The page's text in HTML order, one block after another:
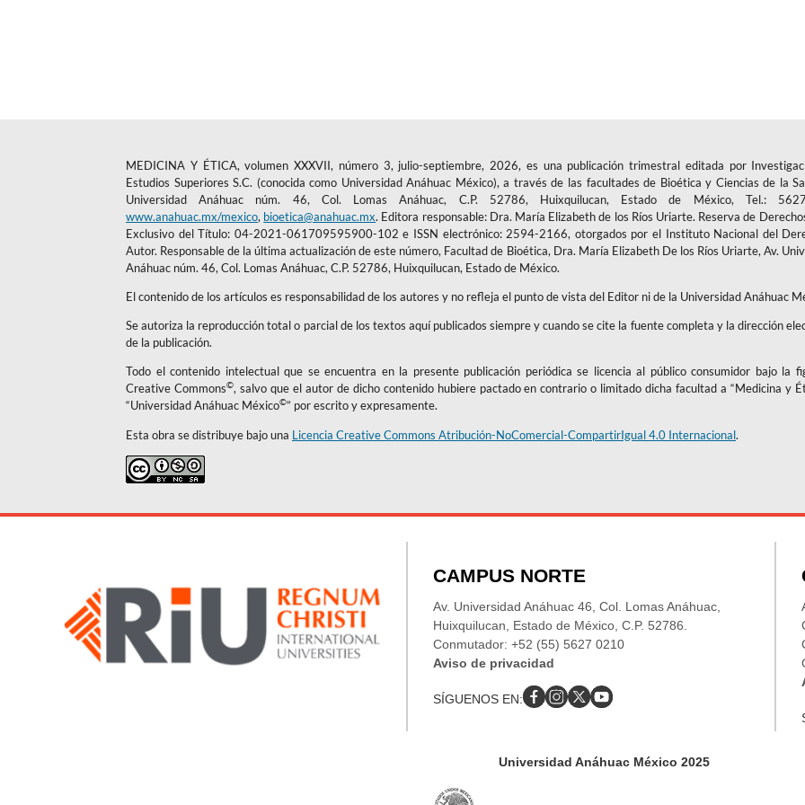
MEDICINA Y ÉTICA, volumen XXXVII, número 3, julio-septiembre, 2026, es una publicación trimestral editada por
Estudios Superiores S.C. (conocida como Universidad Anáhuac México), a través de las facultades de Bioética y Ciencias de la
Universidad Anáhuac núm. 46, Col. Lomas Anáhuac, C.P. 52786, Huixquilucan, Estado de México, Tel.:
www.anahuac.mx/mexico, bioetica@anahuac.mx. Editora responsable: Dra. María Elizabeth de los Ríos Uriarte. Reserva de
Exclusivo del Título: 04-2021-061709595900-102 e ISSN electrónico: 2594-2166, otorgados por el Instituto Nacional del
Autor. Responsable de la última actualización de este número, Facultad de Bioética, Dra. María Elizabeth De los Ríos Uriarte, Av.
Anáhuac núm. 46, Col. Lomas Anáhuac, C.P. 52786, Huixquilucan, Estado de México.
El contenido de los artículos es responsabilidad de los autores y no refleja el punto de vista del Editor ni de la Universidad Anáhuac
Se autoriza la reproducción total o parcial de los textos aquí publicados siempre y cuando se cite la fuente completa y la dirección
de la publicación.
Todo el contenido intelectual que se encuentra en la presente publicación periódica se licencia al público consumidor bajo la
Creative Commons©, salvo que el autor de dicho contenido hubiere pactado en contrario o limitado dicha facultad a “Medicina y
“Universidad Anáhuac México©” por escrito y expresamente.
Esta obra se distribuye bajo una Licencia Creative Commons Atribución-NoComercial-CompartirIgual 4.0 Internacional.
CAMPUS NORTE
Av. Universidad Anáhuac 46, Col. Lomas Anáhuac,
Huixquilucan, Estado de México, C.P. 52786.
Conmutador: +52 (55) 5627 0210
Aviso de privacidad
SÍGUENOS EN:
Universidad Anáhuac México 2025